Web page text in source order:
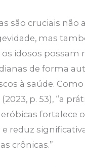
são cruciais não
mas
idosos possam
de forma
à saúde.
p. 53), “a
fortalece
e reduz
crônicas.”